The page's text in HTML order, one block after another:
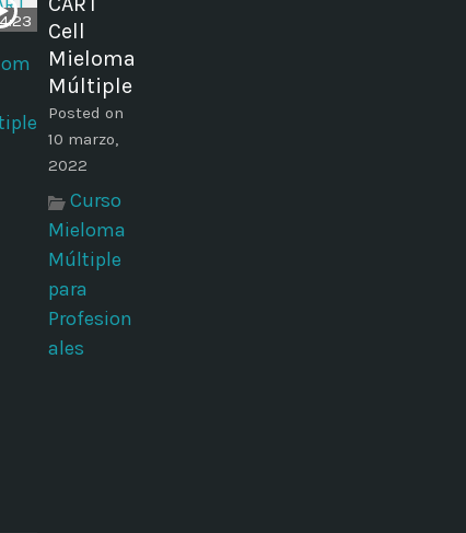
Cell
Mieloma
Múltiple
Posted on
10 marzo,
2022
Curso
Mieloma
Múltiple
para
Profesion
ales